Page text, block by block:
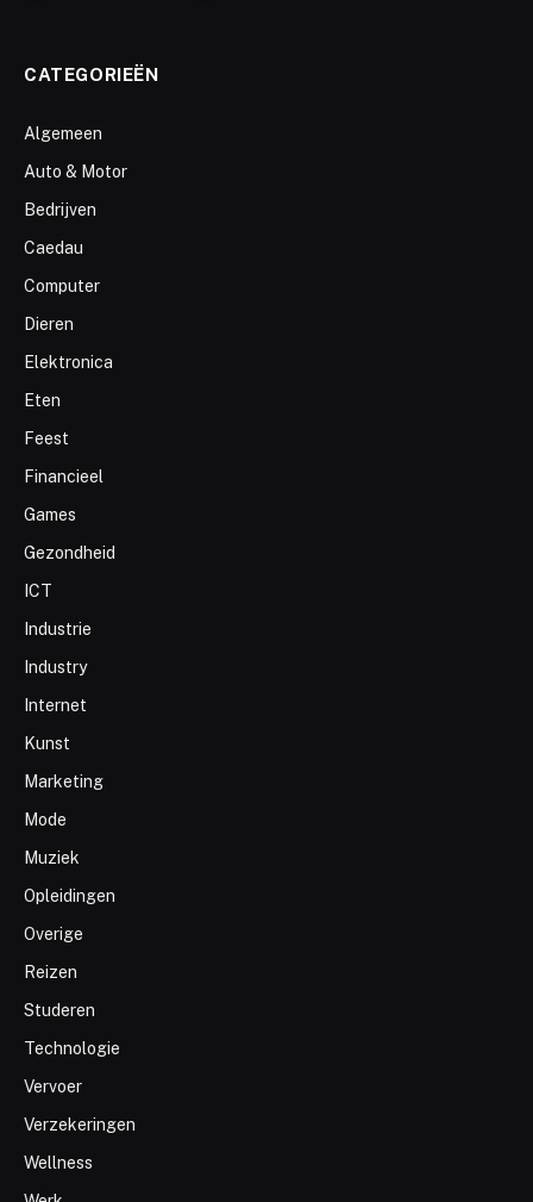
CATEGORIEËN
Algemeen
Auto & Motor
Bedrijven
Caedau
Computer
Dieren
Elektronica
Eten
Feest
Financieel
Games
Gezondheid
ICT
Industrie
Industry
Internet
Kunst
Marketing
Mode
Muziek
Opleidingen
Overige
Reizen
Studeren
Technologie
Vervoer
Verzekeringen
Wellness